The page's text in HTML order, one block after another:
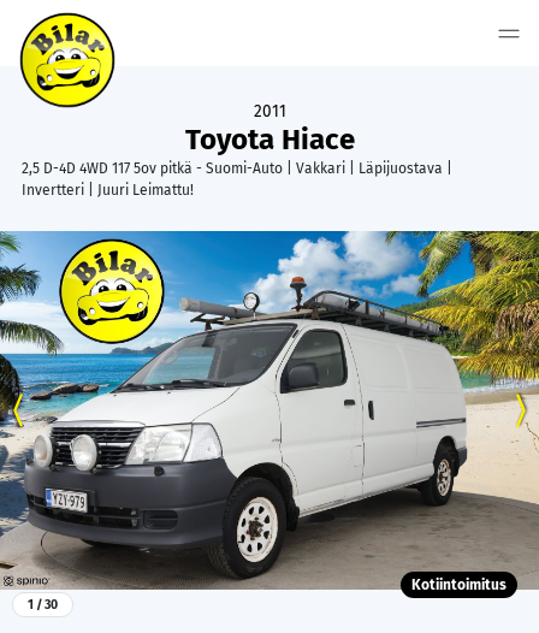
Toyota Hiace
2011
2,5 D-4D 4WD 117 5ov pitkä - Suomi-Auto | Vakkari | Läpijuostava |
Invertteri | Juuri Leimattu!
1 / 30
Kotiintoimitus